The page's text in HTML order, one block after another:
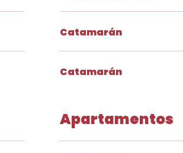
Catamarán
Catamarán
Apartamentos